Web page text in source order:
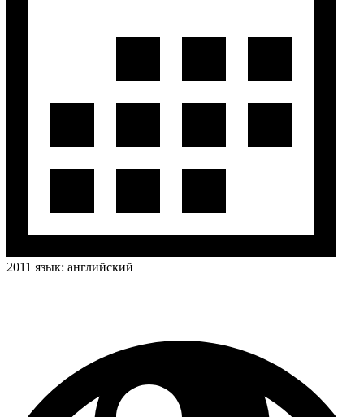
2011 язык: английский